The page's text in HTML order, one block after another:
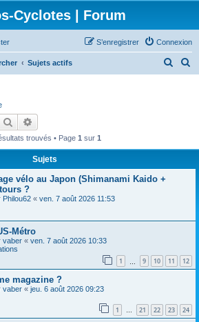
Cyclotes | Forum
Connexion
S’enregistrer
Sujets actifs
Rechercher
trouvés • Page 1 sur 1
Sujets
vélo au Japon (Shimanami Kaido +
?
Philou62 « ven. 7 août 2026 11:53
Métro
vaber « ven. 7 août 2026 10:33
1 9 10 11 12
magazine ?
vaber « jeu. 6 août 2026 09:23
1 … 21 22 23 24